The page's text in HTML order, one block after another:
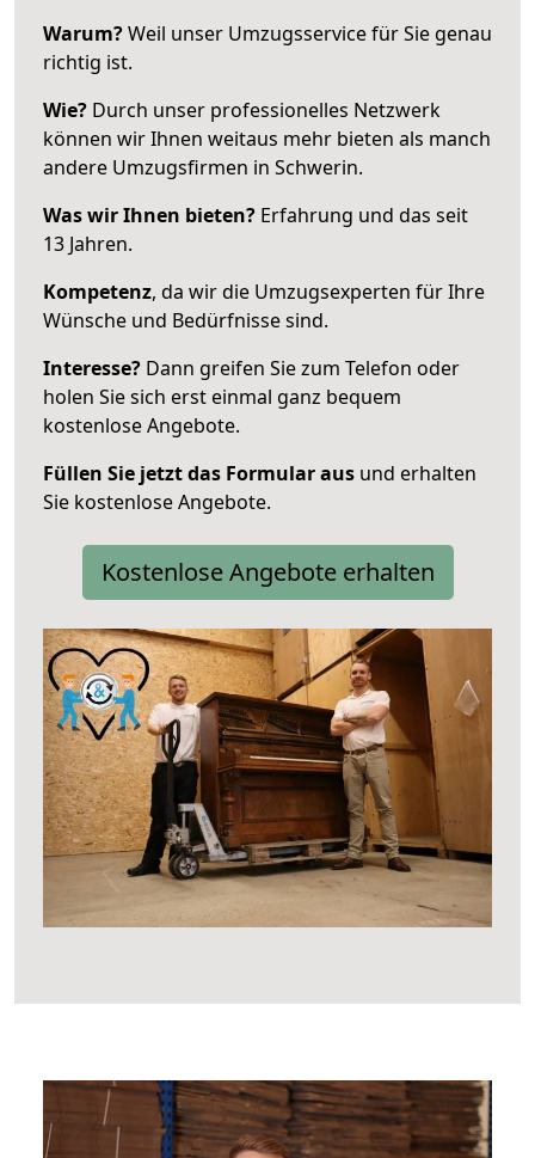
Warum?Weil unser Umzugsservice für Sie genau
richtig ist.
Wie? Durch unser professionelles Netzwerk
können wir Ihnen weitaus mehr bieten als manch
andere Umzugsfirmen in Schwerin.
Was wir Ihnen bieten? Erfahrung und das seit
13 Jahren.
Kompetenz, da wir die Umzugsexperten für Ihre
Wünsche und Bedürfnisse sind.
Interesse? Dann greifen Sie zum Telefon oder
holen Sie sich erst einmal ganz bequem
kostenlose Angebote.
Füllen Sie jetzt das Formular aus und erhalten
Sie kostenlose Angebote.
Kostenlose Angebote erhalten